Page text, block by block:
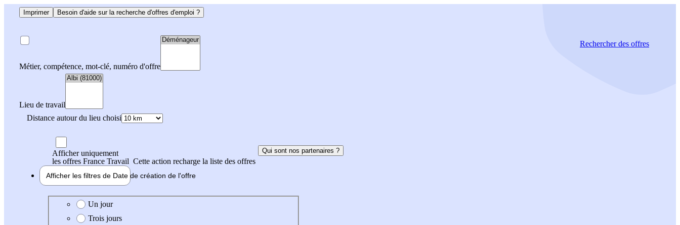
Imprimer Besoin d'aide sur la recherche d'offres d'emploi ?
Métier, compétence, mot-clé, numéro d'offre
Lieu de travail
Distance autour du lieu choisi
Rechercherdes offres
Afficher uniquement
les offres France Travail Cette action recharge la liste des offres
Qui sont nos partenaires ?
Afficher les filtres de Date de création de l'offre
Date de création de l'offre
Un jour
Trois jours